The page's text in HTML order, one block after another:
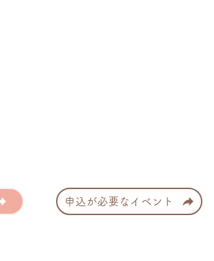
申込が必要なイベント